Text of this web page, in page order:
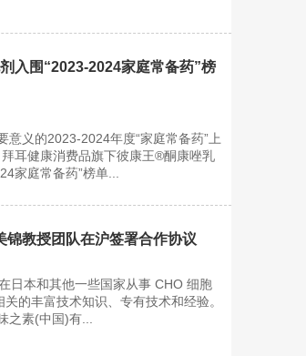
入围“2023-2024家庭常备药”榜
义的2023-2024年度“家庭常备药”上
耳健康消费品旗下彼康王®酮康唑乳
家庭常备药”榜单...
锦教授团队在沪签署合作协议
日本和其他一些国家从事 CHO 细胞
的丰富技术知识、专有技术和经验。
之素(中国)有...